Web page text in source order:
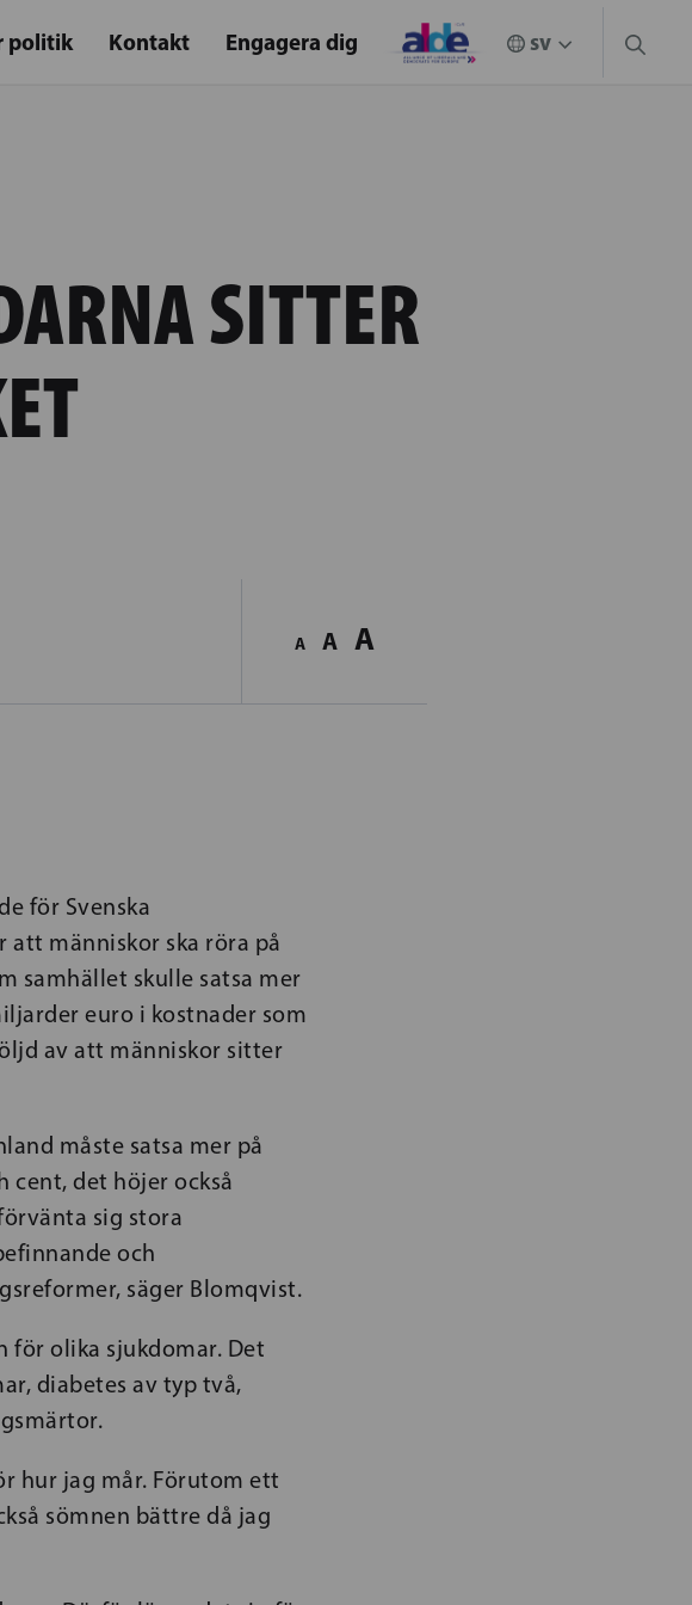
politik Kontakt Engagera dig
SITTER
A A A
för Svenska
att människor ska röra på
samhället skulle satsa mer
euro i kostnader som
av att människor sitter
måste satsa mer på
cent, det höjer också
sig stora
och
säger Blomqvist.
för olika sjukdomar. Det
diabetes av typ två,
hur jag mår. Förutom ett
sömnen bättre då jag